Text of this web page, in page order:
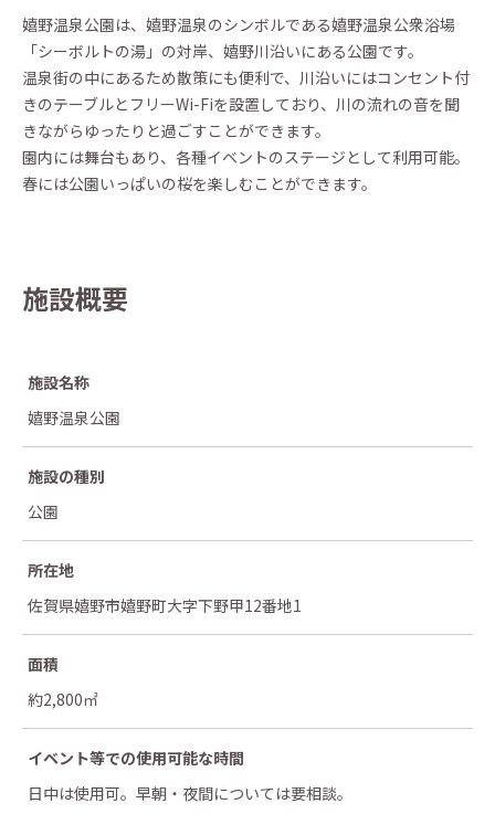
嬉野温泉公園は、嬉野温泉のシンボルである嬉野温泉公衆浴場
「シーボルトの湯」の対岸、嬉野川沿いにある公園です。
温泉街の中にあるため散策にも便利で、川沿いにはコンセント付
きのテーブルとフリーWi-Fiを設置しており、川の流れの音を聞
きながらゆったりと過ごすことができます。
園内には舞台もあり、各種イベントのステージとして利用可能。
春には公園いっぱいの桜を楽しむことができます。
施設概要
施設名称
嬉野温泉公園
施設の種別
公園
所在地
佐賀県嬉野市嬉野町大字下野甲12番地1
面積
約2,800㎡
イベント等での使用可能な時間
日中は使用可。早朝・夜間については要相談。